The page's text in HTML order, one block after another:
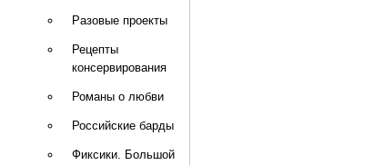
Разовые проекты
Рецепты
консервирования
Романы о любви
Российские барды
Фиксики. Большой